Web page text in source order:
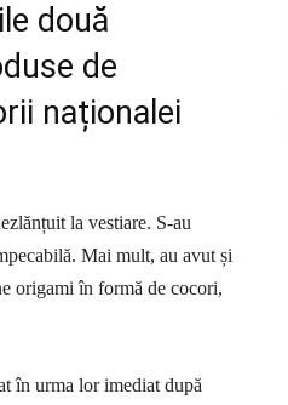
două
de
naționalei
la vestiare. S-au
Mai mult, au avut și
origami în formă de cocori,
în urma lor imediat după